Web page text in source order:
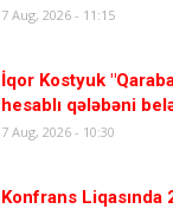
7 Aug, 2026 - 11:15
İqor Kostyuk
hesablı qələbəni
7 Aug, 2026 - 10:30
Konfrans Liqasında